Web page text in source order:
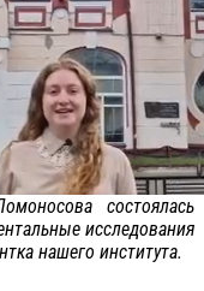
состоялась
исследования
нашего института.